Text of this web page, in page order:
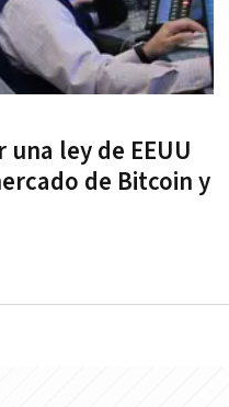
ley de EEUU
de Bitcoin y